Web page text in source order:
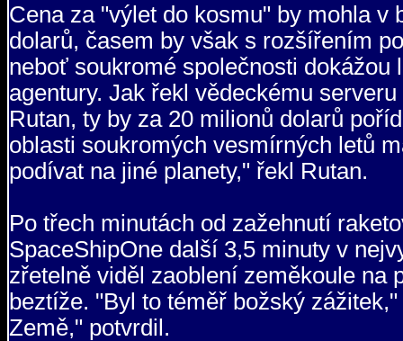
Cena za "výlet do kosmu" by mohla v
dolarů, časem by však s rozšířením
neboť soukromé společnosti
agentury. Jak řekl vědeckému
Rutan, ty by za 20 milionů dolarů
oblasti soukromých vesmírných letů
podívat na jiné planety," řekl Rutan.
Po třech minutách od zažehnutí
SpaceShipOne další 3,5 minuty v
zřetelně viděl zaoblení zeměkoule na
beztíže. "Byl to téměř božský
Země," potvrdil.